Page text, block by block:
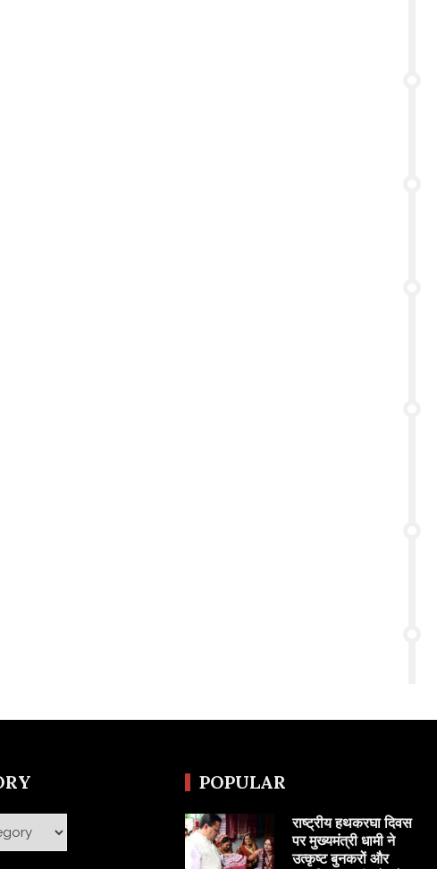
POPULAR
राष्ट्रीय हथकरघा दिवस
पर मुख्यमंत्री धामी ने
उत्कृष्ट बुनकरों और